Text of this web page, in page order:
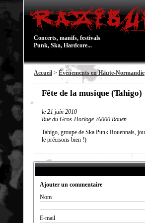
Concerts, manifs, festivals
Punk, Ska, Hardcore...
Accueil > Évènements en Haute-Normandie
Fête de la musique (Tahigo)
le 21 juin 2010
Rue du Gros-Horloge 76000 Rouen
Tahigo, groupe de Ska Punk Rouennais,
le précisons bien !)
Ajouter un commentaire
Nom
E-mail